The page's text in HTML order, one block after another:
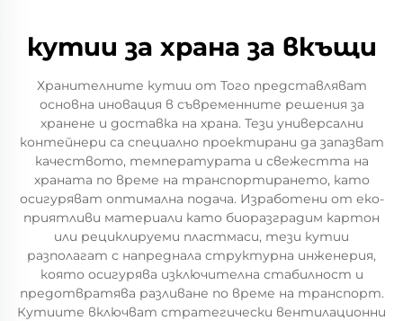
кутии за храна за вкъщи
Хранителните кутии от Того представляват
основна иновация в съвременните решения за
хранене и доставка на храна. Тези универсални
контейнери са специално проектирани да запазват
качеството, температурата и свежестта на
храната по време на транспортирането, като
осигуряват оптимална подача. Изработени от еко-
приятливи материали като биоразградим картон
или рециклируеми пластмаси, тези кутии
разполагат с напреднала структурна инженерия,
която осигурява изключителна стабилност и
предотвратява разливане по време на транспорт.
Кутиите включват стратегически вентилационни